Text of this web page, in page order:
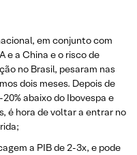
em conjunto com
e a China e o risco de
no Brasil, pesaram nas
dois meses. Depois de
abaixo do Ibovespa e
é hora de voltar a entrar no
a PIB de 2-3x, e pode